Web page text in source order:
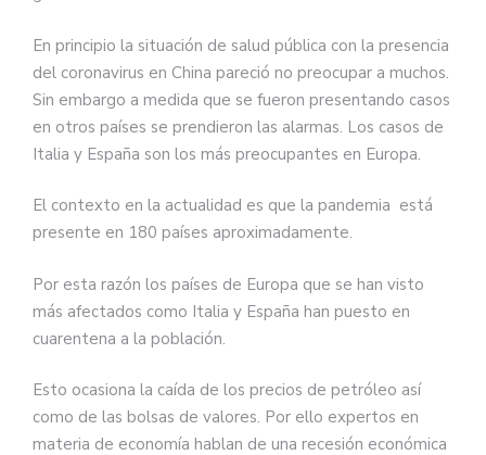
En principio la situación de salud pública con la presencia
del coronavirus en China pareció no preocupar a muchos.
Sin embargo a medida que se fueron presentando casos
en otros países se prendieron las alarmas. Los casos de
Italia y España son los más preocupantes en Europa.
El contexto en la actualidad es que la pandemia está
presente en 180 países aproximadamente.
Por esta razón los países de Europa que se han visto
más afectados como Italia y España han puesto en
cuarentena a la población.
Esto ocasiona la caída de los precios de petróleo así
como de las bolsas de valores. Por ello expertos en
materia de economía hablan de una recesión económica